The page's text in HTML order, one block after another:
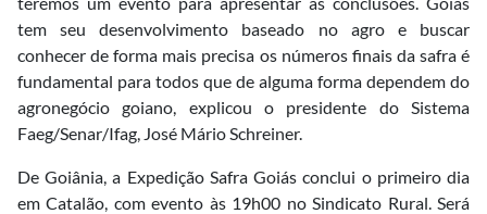
tem seu desenvolvimento baseado no agro e buscar
conhecer de forma mais precisa os números finais da safra é
fundamental para todos que de alguma forma dependem do
agronegócio goiano, explicou o presidente do Sistema
Faeg/Senar/Ifag, José Mário Schreiner.
De Goiânia, a Expedição Safra Goiás conclui o primeiro dia
em Catalão, com evento às 19h00 no Sindicato Rural. Será